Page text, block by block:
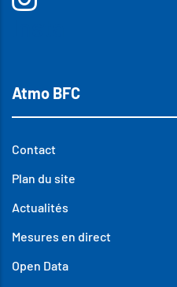
Atmo BFC
Contact
Plan du site
Actualités
Mesures en direct
Open Data